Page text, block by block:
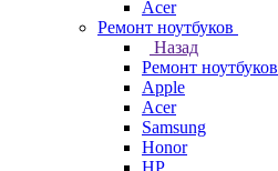
Acer
Ремонт ноутбуков
Назад
Ремонт ноутбуков
Apple
Acer
Samsung
Honor
HP